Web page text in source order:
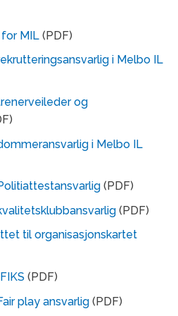
MIL(PDF)
i Melbo IL
og
i Melbo IL
(PDF)
(PDF)
til organisasjonskartet
(PDF)
play ansvarlig(PDF)